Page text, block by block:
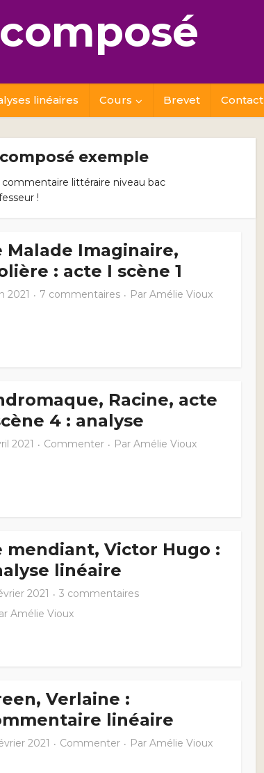
linéaires Cours Brevet Contact
exemple
littéraire niveau bac
!
Malade Imaginaire,
: acte I scène 1
2021 7 commentaires Par Amélie Vioux
Racine, acte
4 : analyse
2021 Commenter Par Amélie Vioux
mendiant, Victor Hugo :
linéaire
2021
3 commentaires
Amélie Vioux
Verlaine :
linéaire
2021 Commenter Par Amélie Vioux